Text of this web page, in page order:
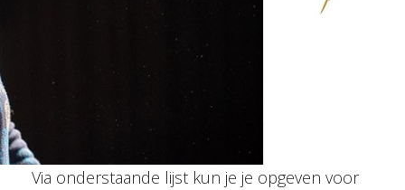
Via onderstaande lijst kun je je opgeven voor